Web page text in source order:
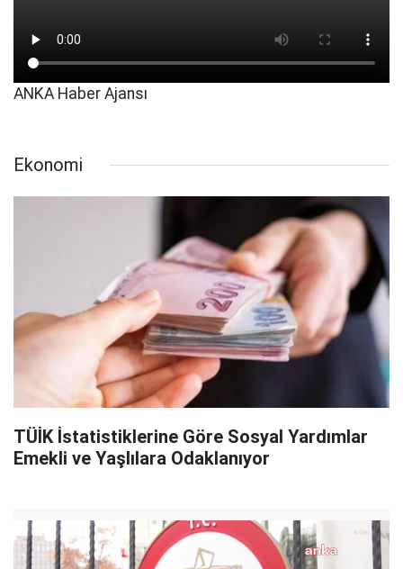
ANKA Haber Ajansı
Ekonomi
TÜİK İstatistiklerine Göre Sosyal Yardımlar
Emekli ve Yaşlılara Odaklanıyor